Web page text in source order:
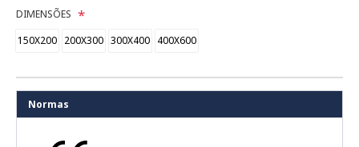
DIMENSÕES
150X200 200X300 300X400 400X600
Normas